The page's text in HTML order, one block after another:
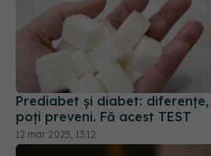
Prediabet și diabet: diferențe,
poți preveni. Fă acest TEST
12 mar 2025, 13:12